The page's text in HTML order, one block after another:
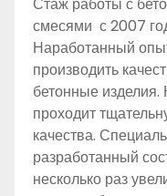
смесями с 2007
Наработанный
производить
бетонные
проходит
качества.
разработанный
несколько раз